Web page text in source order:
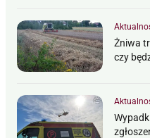
Żniwa
czy